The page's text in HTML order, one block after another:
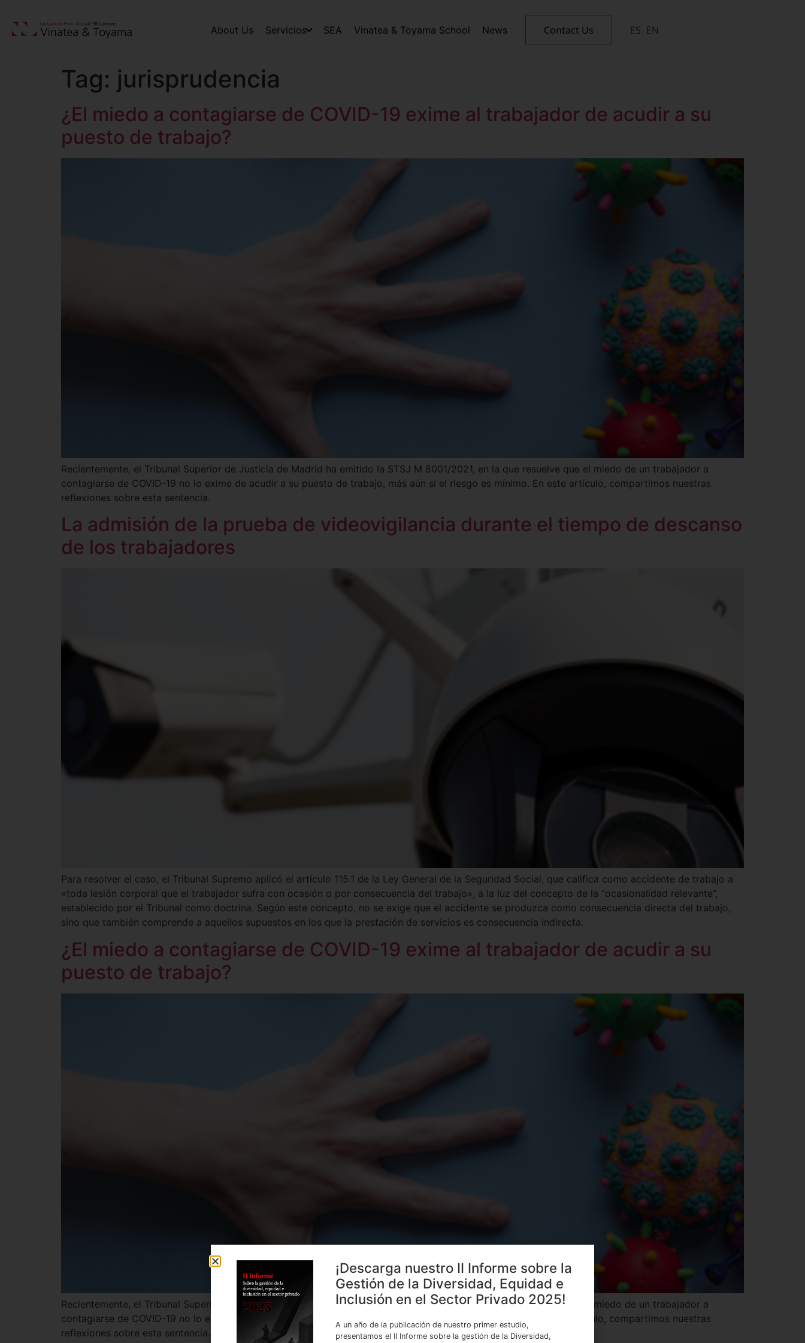
About Us Servicios SEA Vinatea & Toyama School News Contact Us ES EN
Tag: jurisprudencia
¿El miedo a contagiarse de COVID-19 exime al trabajador de acudir a su
puesto de trabajo?
Recientemente, el Tribunal Superior de Justicia de Madrid ha emitido la STSJ M 8001/2021, en la que resuelve que el miedo de un trabajador a
contagiarse de COVID-19 no lo exime de acudir a su puesto de trabajo, más aún si el riesgo es mínimo. En este artículo, compartimos nuestras
reflexiones sobre esta sentencia.
La admisión de la prueba de videovigilancia durante el tiempo de descanso
de los trabajadores
Para resolver el caso, el Tribunal Supremo aplicó el artículo 115.1 de la Ley General de la Seguridad Social, que califica como accidente de trabajo a
«toda lesión corporal que el trabajador sufra con ocasión o por consecuencia del trabajo», a la luz del concepto de la “ocasionalidad relevante”,
establecido por el Tribunal como doctrina. Según este concepto, no se exige que el accidente se produzca como consecuencia directa del trabajo,
sino que también comprende a aquellos supuestos en los que la prestación de servicios es consecuencia indirecta.
¿El miedo a contagiarse de COVID-19 exime al trabajador de acudir a su
puesto de trabajo?
Recientemente, el Tribunal Superior de Justicia de Madrid ha emitido la STSJ M 8001/2021, en la que resuelve que el miedo de un trabajador a
contagiarse de COVID-19 no lo exime de acudir a su puesto de trabajo, más aún si el riesgo es mínimo. En este artículo, compartimos nuestras
reflexiones sobre esta sentencia.
¡Descarga nuestro II Informe sobre la
Gestión de la Diversidad, Equidad e
Inclusión en el Sector Privado 2025!
A un año de la publicación de nuestro primer estudio,
presentamos el II Informe sobre la gestión de la Diversidad,